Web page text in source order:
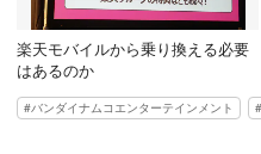
楽天モバイルから乗り換える必要
はあるのか
バンダイナムコエンターテインメント